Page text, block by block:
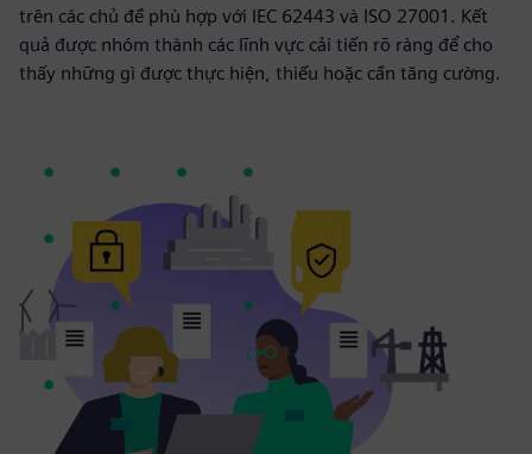
trên các chủ đề phù hợp với IEC 62443 và ISO 27001. Kết
quả được nhóm thành các lĩnh vực cải tiến rõ ràng để cho
thấy những gì được thực hiện, thiếu hoặc cần tăng cường.